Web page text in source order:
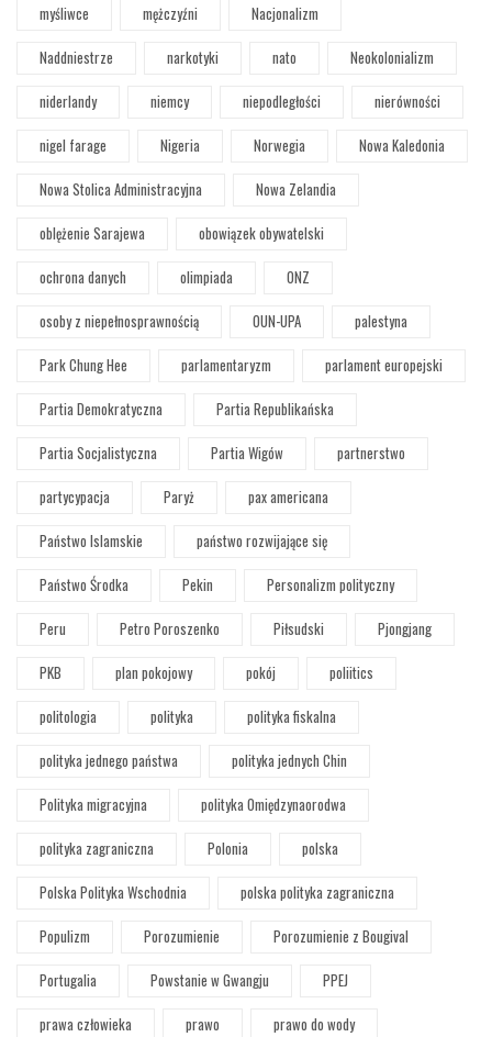
myśliwce
mężczyźni
Nacjonalizm
Naddniestrze
narkotyki nato
Neokolonializm
niderlandy
niemcy niepodległości
nierówności
nigel farage
Nigeria Norwegia
Nowa Kaledonia
Nowa Stolica Administracyjna
Nowa Zelandia
oblężenie Sarajewa
obowiązek obywatelski
ochrona danych
olimpiada
ONZ
osoby z niepełnosprawnością
OUN-UPA
palestyna
Park Chung Hee
parlamentaryzm
parlament europejski
Partia Demokratyczna
Partia Republikańska
Partia Socjalistyczna
Partia Wigów
partnerstwo
partycypacja
Paryż
pax americana
Państwo Islamskie
państwo rozwijające się
Państwo Środka
Pekin
Personalizm polityczny
Peru
Petro Poroszenko Piłsudski
Pjongjang
PKB
plan pokojowy pokój
poliitics
politologia
polityka
polityka fiskalna
polityka jednego państwa
polityka jednych Chin
Polityka migracyjna
polityka Omiędzynaorodwa
polityka zagraniczna
Polonia
polska
Polska Polityka Wschodnia
polska polityka zagraniczna
Populizm
Porozumienie
Porozumienie z Bougival
Portugalia
Powstanie w Gwangju
PPEJ
prawa człowieka
prawo prawo do wody